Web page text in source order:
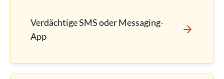
Verdächtige SMS oder Messaging-
App